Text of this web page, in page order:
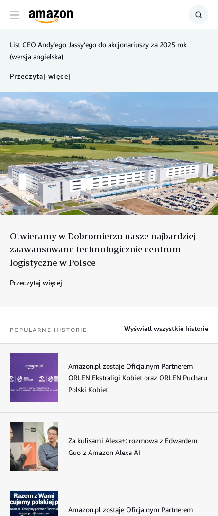
Menu
List CEO Andy’ego Jassy’ego do akcjonariuszy za 2025 rok
(wersja angielska)
Przeczytaj więcej
Otwieramy w Dobromierzu nasze najbardziej
zaawansowane technologicznie centrum
logistyczne w Polsce
Przeczytaj więcej
POPULARNE HISTORIE
Amazon.pl zostaje Oficjalnym Partnerem
ORLEN Ekstraligi Kobiet oraz ORLEN Pucharu
Polski Kobiet
Za kulisami Alexa+: rozmowa z Edwardem
Guo z Amazon Alexa AI
Amazon.pl zostaje Oficjalnym Partnerem
Wyświetl wszystkie historie